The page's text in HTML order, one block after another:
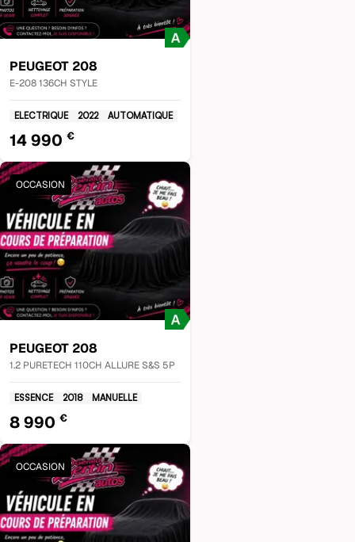
PEUGEOT 208
E-208 136CH STYLE
ELECTRIQUE 2022 AUTOMATIQUE
14 990 €
OCCASION
PEUGEOT 208
1.2 PURETECH 110CH ALLURE S&S 5P
ESSENCE 2018 MANUELLE
8 990 €
OCCASION